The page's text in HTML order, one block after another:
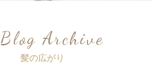
Blog Archive
髪の広がり